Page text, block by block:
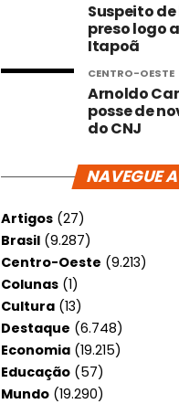
Suspeito
preso logo
Itapoã
CENTRO-OESTE
Arnoldo
posse de
do CNJ
NAVEGUE
Artigos (27)
Brasil (9.287)
Centro-Oeste (9.213)
Colunas (1)
Cultura (13)
Destaque (6.748)
Economia (19.215)
Educação (57)
Mundo (19.290)